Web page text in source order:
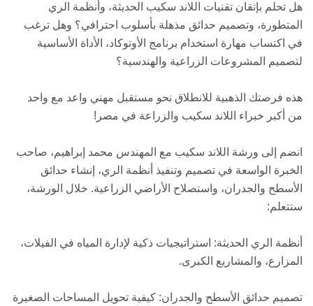
هل تحلم بإتقان تقنيات اللاند سكيب الحديثة، وأنظمة الري
المتطورة، وتصميم حدائق مذهلة بأسلوب احترافي؟ وهل ترغب
في اكتساب مهارة استخدام برنامج الأوتوكاد، الأداة الأساسية
لتصميم المشروعات الزراعية والهندسية؟
هذه فرصتك الذهبية للانطلاق نحو مستقبل مهني واعد مع واحد
من أكبر خبراء اللاند سكيب والزراعة في مصر!
انضم إلى ورشة اللاند سكيب مع المهندس محمد إبراهيم، صاحب
الخبرة الواسعة في تصميم وتنفيذ أنظمة الري، إنشاء حدائق
الأسطح والجدران، واستصلاح الأراضي الزراعية. خلال الورشة،
ستتعلم:
أنظمة الري الحديثة: استراتيجيات ذكية لإدارة المياه في الفيلات،
المزارع، والمشاريع الكبرى.
تصميم حدائق الأسطح والجدران: كيفية تحويل المساحات الصغيرة